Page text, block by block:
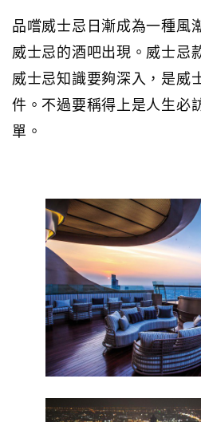
品嚐威士忌日漸成為一種風
威士忌的酒吧出現。威士忌
威士忌知識要夠深入，是威
件。不過要稱得上是人生必
單。